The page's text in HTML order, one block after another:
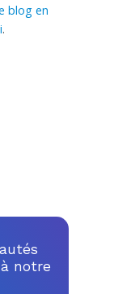
blog en
.
notre